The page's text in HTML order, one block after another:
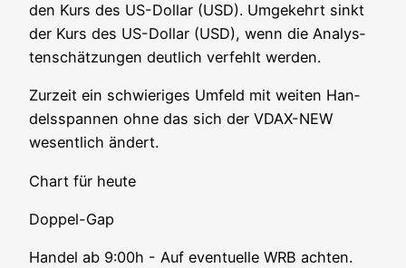
den Kurs des US-Dol­lar (USD). Umge­kehrt sinkt
der Kurs des US-Dol­lar (USD), wenn die Ana­lys­
ten­schät­zun­gen deut­lich ver­fehlt werden.
Zur­zeit ein schwie­ri­ges Umfeld mit wei­ten Han­
dels­span­nen ohne das sich der VDAX-NEW
wesent­lich ändert.
Chart für heute
Dop­pel-Gap
Han­del ab 9:00h - Auf even­tu­el­le WRB achten.